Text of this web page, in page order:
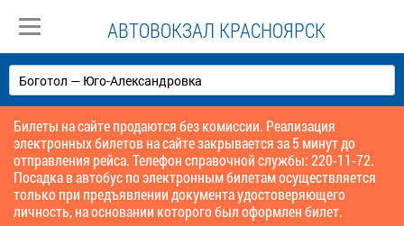
АВТОВОКЗАЛ КРАСНОЯРСК
Билеты на сайте продаются без комиссии. Реализация
электронных билетов на сайте закрывается за 5 минут до
отправления рейса. Телефон справочной службы: 220-11-72.
Посадка в автобус по электронным билетам осуществляется
только при предъявлении документа удостоверяющего
личность, на основании которого был оформлен билет.